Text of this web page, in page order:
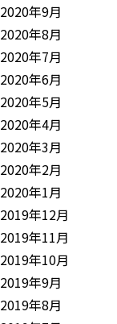
2020年9月
2020年8月
2020年7月
2020年6月
2020年5月
2020年4月
2020年3月
2020年2月
2020年1月
2019年12月
2019年11月
2019年10月
2019年9月
2019年8月